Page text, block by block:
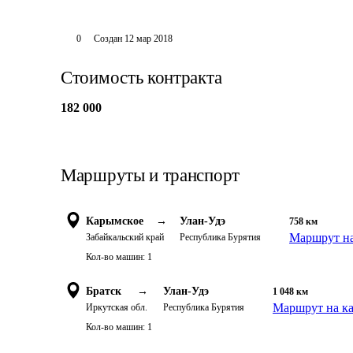
0 Создан 12 мар 2018
Стоимость контракта
182 000
Маршруты и транспорт
Карымское →
Забайкальский край
Улан-Удэ
Республика Бурятия
758 км
Маршрут
Кол-во машин: 1
Братск →
Иркутская обл.
Улан-Удэ
Республика Бурятия
1 048 км
Маршрут на
Кол-во машин: 1